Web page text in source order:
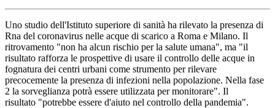
Uno studio dell'Istituto superiore di sanità ha rilevato la presenza di
Rna del coronavirus nelle acque di scarico a Roma e Milano. Il
ritrovamento "non ha alcun rischio per la salute umana", ma "il
risultato rafforza le prospettive di usare il controllo delle acque in
fognatura dei centri urbani come strumento per rilevare
precocemente la presenza di infezioni nella popolazione. Nella fase
2 la sorveglianza potrà essere utilizzata per monitorare". Il
risultato "potrebbe essere d'aiuto nel controllo della pandemia".